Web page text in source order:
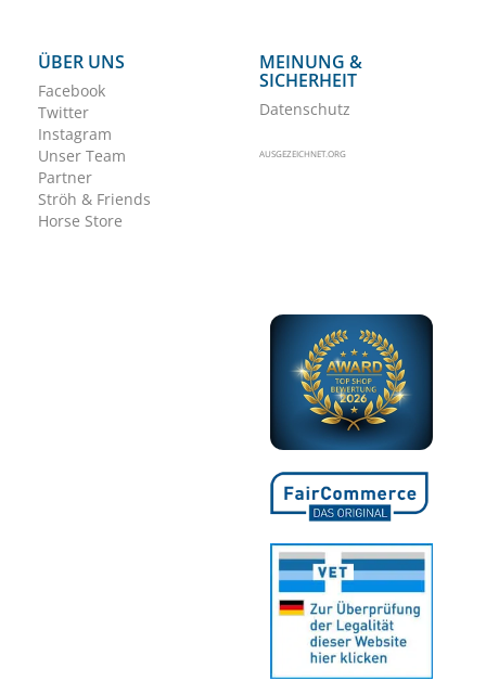
ÜBER UNS
Facebook
Twitter
Instagram
Unser Team
Partner
Ströh & Friends
Horse Store
MEINUNG &
SICHERHEIT
Datenschutz
AUSGEZEICHNET.ORG